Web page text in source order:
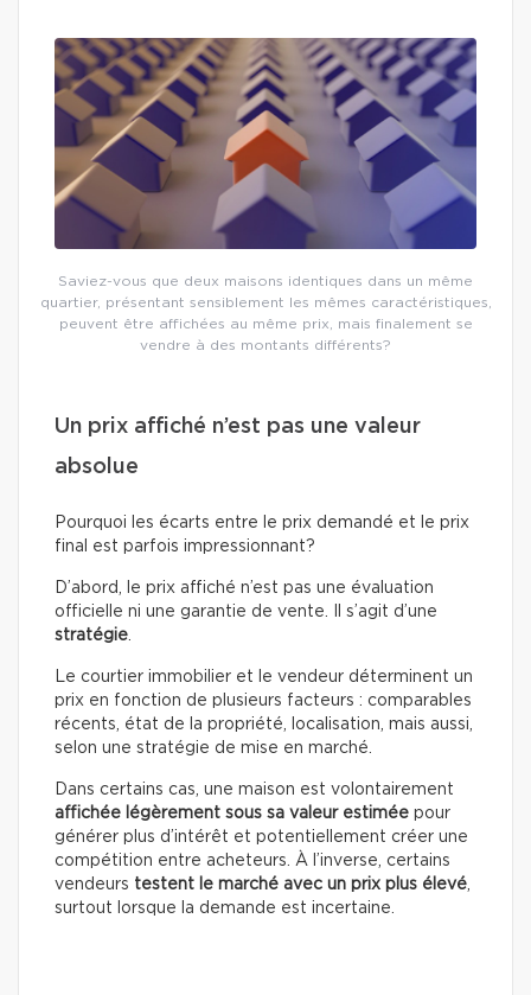
Saviez-vous que deux maisons identiques dans un même
quartier, présentant sensiblement les mêmes caractéristiques,
peuvent être affichées au même prix, mais finalement se
vendre à des montants différents?
Un prix affiché n’est pas une valeur
absolue
Pourquoi les écarts entre le prix demandé et le prix
final est parfois impressionnant?
D’abord, le prix affiché n’est pas une évaluation
officielle ni une garantie de vente. Il s’agit d’une
stratégie.
Le courtier immobilier et le vendeur déterminent un
prix en fonction de plusieurs facteurs : comparables
récents, état de la propriété, localisation, mais aussi,
selon une stratégie de mise en marché.
Dans certains cas, une maison est volontairement
affichée légèrement sous sa valeur estimée pour
générer plus d’intérêt et potentiellement créer une
compétition entre acheteurs. À l’inverse, certains
vendeurs testent le marché avec un prix plus élevé,
surtout lorsque la demande est incertaine.